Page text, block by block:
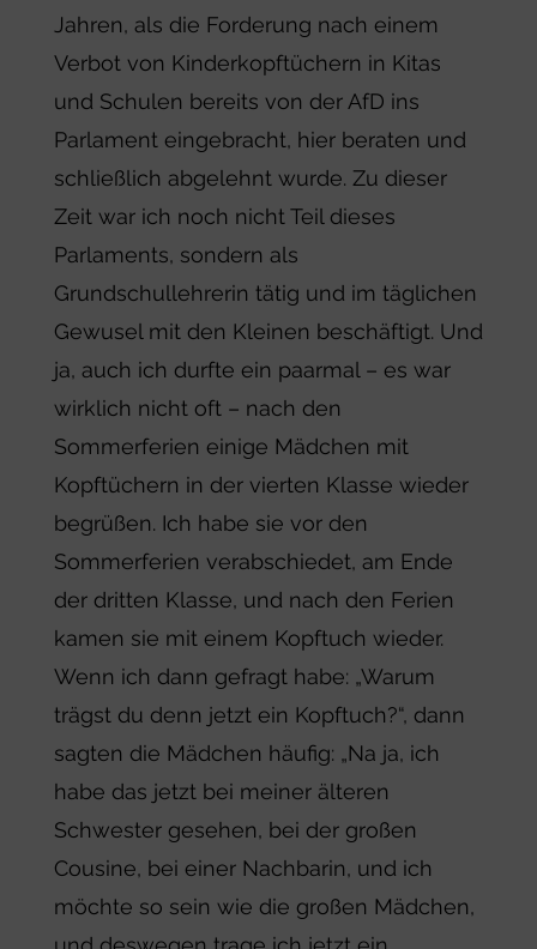
Jahren, als die Forderung nach einem
Verbot von Kinderkopftüchern in Kitas
und Schulen bereits von der AfD ins
Parlament eingebracht, hier beraten und
schließlich abgelehnt wurde. Zu dieser
Zeit war ich noch nicht Teil dieses
Parlaments, sondern als
Grundschullehrerin tätig und im täglichen
Gewusel mit den Kleinen beschäftigt. Und
ja, auch ich durfte ein paarmal – es war
wirklich nicht oft – nach den
Sommerferien einige Mädchen mit
Kopftüchern in der vierten Klasse wieder
begrüßen. Ich habe sie vor den
Sommerferien verabschiedet, am Ende
der dritten Klasse, und nach den Ferien
kamen sie mit einem Kopftuch wieder.
Wenn ich dann gefragt habe: „Warum
trägst du denn jetzt ein Kopftuch?“, dann
sagten die Mädchen häufig: „Na ja, ich
habe das jetzt bei meiner älteren
Schwester gesehen, bei der großen
Cousine, bei einer Nachbarin, und ich
möchte so sein wie die großen Mädchen,